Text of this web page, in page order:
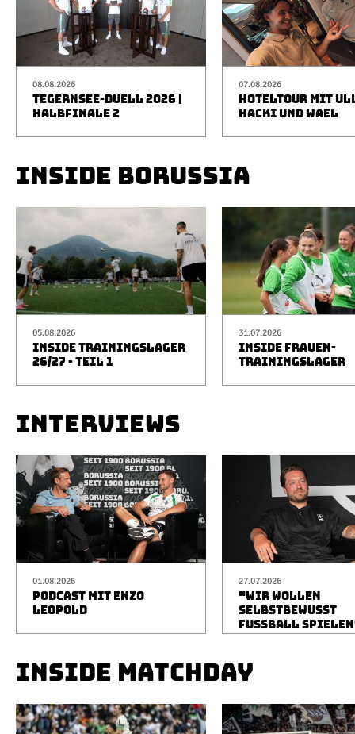
08.08.2026
TEGERNSEE-DUELL 2026 |
HALBFINALE 2
07.08.2026
HOTELTOUR MIT
HACKI UND WAEL
INSIDE BORUSSIA
05.08.2026
INSIDE TRAININGSLAGER
26/27 - TEIL 1
31.07.2026
INSIDE FRAUEN-
TRAININGSLAGER
INTERVIEWS
01.08.2026
PODCAST MIT ENZO
LEOPOLD
27.07.2026
"WIR WOLLEN
SELBSTBEWUSST
FUSSBALL
INSIDE MATCHDAY